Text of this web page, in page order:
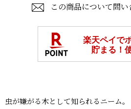
この商品について問い
虫が嫌がる木として知られるニーム。